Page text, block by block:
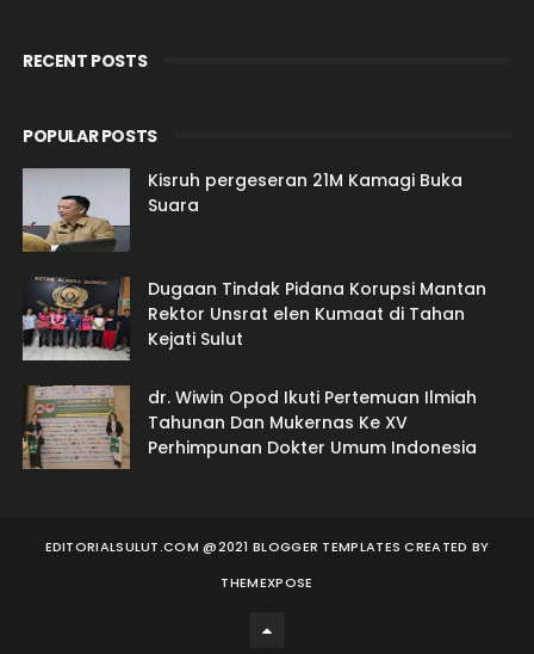
RECENT POSTS
POPULAR POSTS
Kisruh pergeseran 21M Kamagi Buka
Suara
Dugaan Tindak Pidana Korupsi Mantan
Rektor Unsrat elen Kumaat di Tahan
Kejati Sulut
dr. Wiwin Opod Ikuti Pertemuan Ilmiah
Tahunan Dan Mukernas Ke XV
Perhimpunan Dokter Umum Indonesia
EDITORIALSULUT.COM @2021 BLOGGER TEMPLATES CREATED BY
THEMEXPOSE